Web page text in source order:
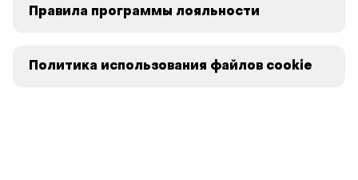
Правила программы лояльности
Политика использования файлов cookie